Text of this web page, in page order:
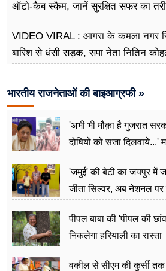
ऑटो-कैब स्कैम, जानें सुरक्षित सफर का
VIDEO VIRAL : आगरा के कमला नगर
बारिश से धंसी सड़क, सपा नेता नितिन
भारतीय राजनेताओं की बाइआग्रफी »
'अभी भी मौक़ा है गुजरात
दोषियों को सजा दिलवाये...'
'जमुई' की बेटी का जयपुर में
जीता सिल्वर, अब नेशनल पर
पीपल बाबा की 'पीपल की
निकलेगा हरियाली का रास्ता
वकील से सीएम की कुर्सी